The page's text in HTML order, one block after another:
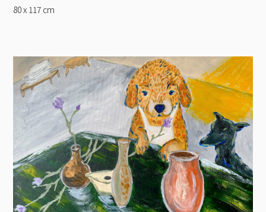
80 x 117 cm